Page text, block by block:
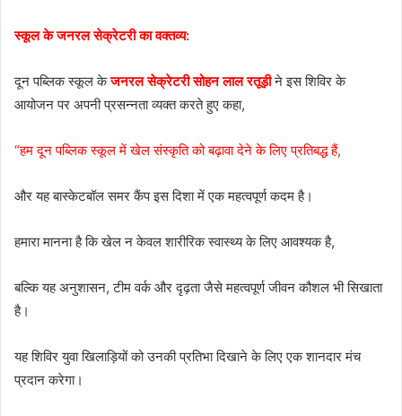
स्कूल के जनरल सेक्रेटरी का वक्तव्य:
दून पब्लिक स्कूल केजनरल सेक्रेटरी सोहन लाल रतूड़ी ने इस शिविर के
आयोजन पर अपनी प्रसन्नता व्यक्त करते हुए कहा,
“हम दून पब्लिक स्कूल में खेल संस्कृति को बढ़ावा देने के लिए प्रतिबद्ध हैं,
और यह बास्केटबॉल समर कैंप इस दिशा में एक महत्वपूर्ण कदम है।
हमारा मानना है कि खेल न केवल शारीरिक स्वास्थ्य के लिए आवश्यक है,
बल्कि यह अनुशासन, टीम वर्क और दृढ़ता जैसे महत्वपूर्ण जीवन कौशल भी सिखाता
है।
यह शिविर युवा खिलाड़ियों को उनकी प्रतिभा दिखाने के लिए एक शानदार मंच
प्रदान करेगा।